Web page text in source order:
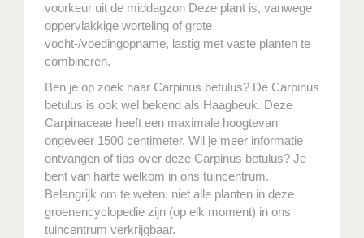
voorkeur uit de middagzon Deze plant is, vanwege
oppervlakkige worteling of grote
vocht-/voedingopname, lastig met vaste planten te
combineren.
Ben je op zoek naar Carpinus betulus? De Carpinus
betulus is ook wel bekend als Haagbeuk. Deze
Carpinaceae heeft een maximale hoogtevan
ongeveer 1500 centimeter. Wil je meer informatie
ontvangen of tips over deze Carpinus betulus? Je
bent van harte welkom in ons tuincentrum.
Belangrijk om te weten: niet alle planten in deze
groenencyclopedie zijn (op elk moment) in ons
tuincentrum verkrijgbaar.